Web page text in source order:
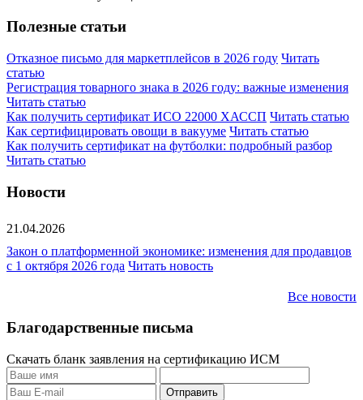
Полезные статьи
Отказное письмо для маркетплейсов в 2026 году Читать
статью
Регистрация товарного знака в 2026 году: важные изменения
Читать статью
Как получить сертификат ИСО 22000 ХАССП Читать статью
Как сертифицировать овощи в вакууме Читать статью
Как получить сертификат на футболки: подробный разбор
Читать статью
Новости
21.04.2026
Закон о платформенной экономике: изменения для продавцов
с 1 октября 2026 года Читать новость
Все новости
Благодарственные письма
Скачать бланк заявления на сертификацию ИСМ